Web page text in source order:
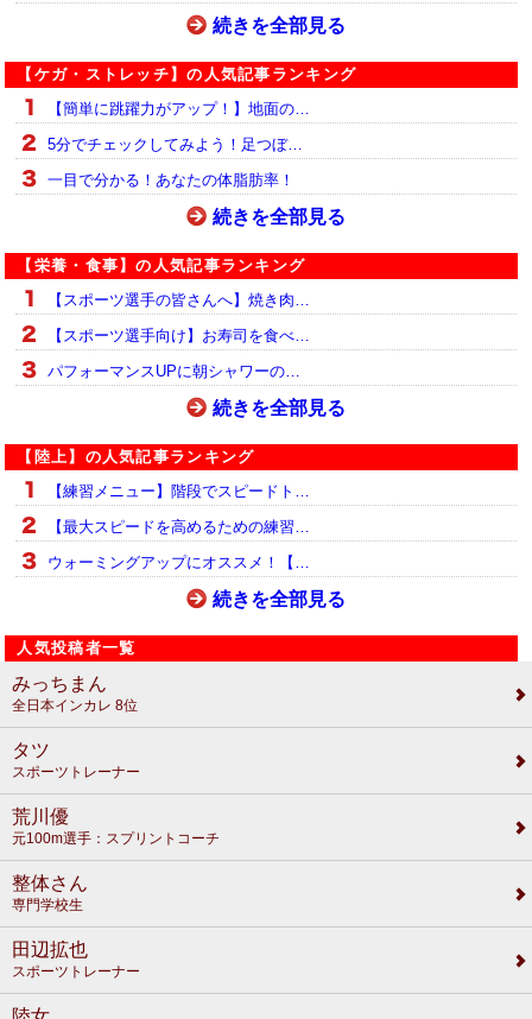
続きを全部見る
【ケガ・ストレッチ】の人気記事ランキング
【簡単に跳躍力がアップ！】地面の…
5分でチェックしてみよう！足つぼ…
一目で分かる！あなたの体脂肪率！
続きを全部見る
【栄養・食事】の人気記事ランキング
【スポーツ選手の皆さんへ】焼き肉…
【スポーツ選手向け】お寿司を食べ…
パフォーマンスUPに朝シャワーの…
続きを全部見る
【陸上】の人気記事ランキング
【練習メニュー】階段でスピードト…
【最大スピードを高めるための練習…
ウォーミングアップにオススメ！【…
続きを全部見る
人気投稿者一覧
みっちまん
全日本インカレ 8位
タツ
スポーツトレーナー
荒川優
元100m選手：スプリントコーチ
整体さん
専門学校生
田辺拡也
スポーツトレーナー